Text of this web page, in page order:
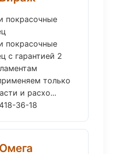
покрасочные
покрасочные
с гарантией 2
только
и расхо...
36-18